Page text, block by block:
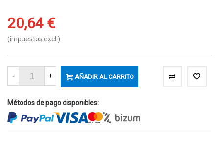
20,64 €
(impuestos excl.)
- + AÑADIR AL CARRITO
Métodos de pago disponibles: